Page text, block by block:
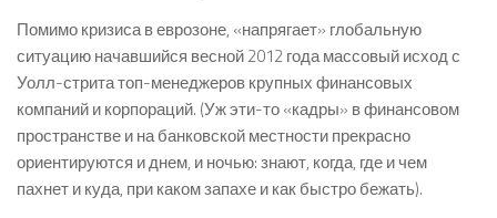
Помимо кризиса в еврозоне, «напрягает» глобальную
ситуацию начавшийся весной 2012 года массовый исход с
Уолл-стрита топ-менеджеров крупных финансовых
компаний и корпораций. (Уж эти-то «кадры» в финансовом
пространстве и на банковской местности прекрасно
ориентируются и днем, и ночью: знают, когда, где и чем
пахнет и куда, при каком запахе и как быстро бежать).